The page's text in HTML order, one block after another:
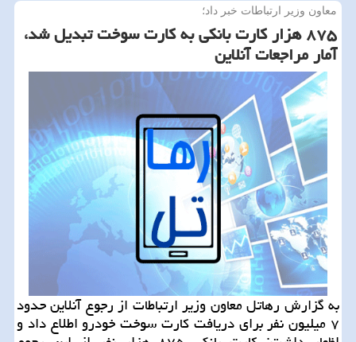
معاون وزیر ارتباطات خبر داد؛
۸۷۵ هزار كارت بانكی به كارت سوخت تبدیل شد،
آمار مراجعات آنلاین
به گزارش رهاتل معاون وزیر ارتباطات از رجوع آنلاین حدود
۷ میلیون نفر برای دریافت كارت سوخت خودرو اطلاع داد و